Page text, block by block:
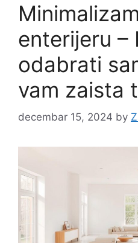
enterijeru –
odabrati
vam zaista
decembar 15, 2024 by